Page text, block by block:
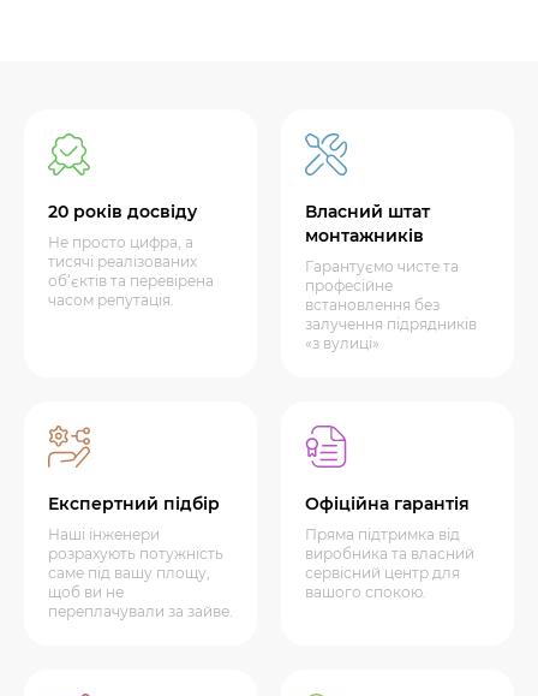
20 років досвіду
Не просто цифра, а
тисячі реалізованих
об’єктів та перевірена
часом репутація.
Власний штат
монтажників
Гарантуємо чисте та
професійне
встановлення без
залучення підрядників
«з вулиці»
Експертний підбір
Наші інженери
розрахують потужність
саме під вашу площу,
щоб ви не
переплачували за зайве.
Офіційна гарантія
Пряма підтримка від
виробника та власний
сервісний центр для
вашого спокою.